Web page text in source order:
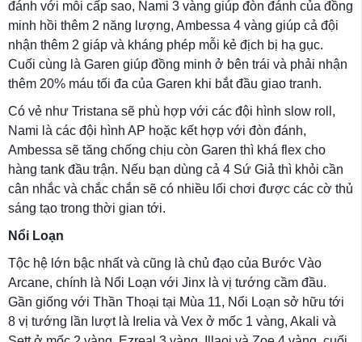
đánh với mỗi cấp sao, Nami 3 vàng giúp đòn đánh của đồng
minh hồi thêm 2 năng lượng, Ambessa 4 vàng giúp cả đội
nhận thêm 2 giáp và kháng phép mỗi kẻ địch bị hạ gục.
Cuối cùng là Garen giúp đồng minh ở bên trái và phải nhận
thêm 20% máu tối đa của Garen khi bắt đầu giao tranh.
Có vẻ như Tristana sẽ phù hợp với các đội hình slow roll,
Nami là các đội hình AP hoặc kết hợp với đòn đánh,
Ambessa sẽ tăng chống chịu còn Garen thì khá flex cho
hàng tank đầu trận. Nếu bạn dùng cả 4 Sứ Giả thì khỏi cần
cân nhắc và chắc chắn sẽ có nhiều lối chơi được các cờ thủ
sáng tạo trong thời gian tới.
Nổi Loạn
Tộc hệ lớn bậc nhất và cũng là chủ đạo của Bước Vào
Arcane, chính là Nổi Loạn với Jinx là vị tướng cầm đầu.
Gần giống với Thần Thoại tại Mùa 11, Nổi Loạn sở hữu tới
8 vị tướng lần lượt là Irelia và Vex ở mốc 1 vàng, Akali và